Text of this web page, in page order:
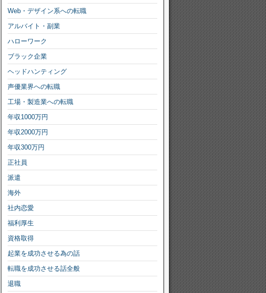
Web・デザイン系への転職
アルバイト・副業
ハローワーク
ブラック企業
ヘッドハンティング
声優業界への転職
工場・製造業への転職
年収1000万円
年収2000万円
年収300万円
正社員
派遣
海外
社内恋愛
福利厚生
資格取得
起業を成功させる為の話
転職を成功させる話全般
退職